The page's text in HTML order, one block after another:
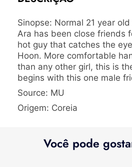
Sinopse: Normal 21 year
Ara has been close friends
hot guy that catches the
Hoon. More comfortable
than any other girl, this is
begins with this one male
Source: MU
Origem: Coreia
Você pode